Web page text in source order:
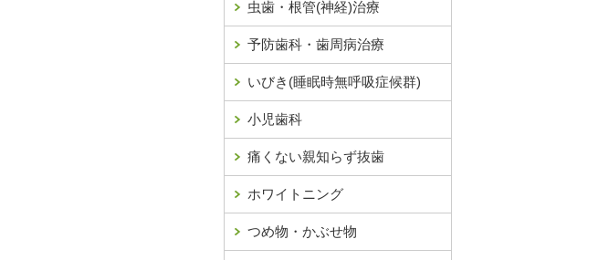
虫歯・根管(神経)治療
予防歯科・歯周病治療
いびき(睡眠時無呼吸症候群)
小児歯科
痛くない親知らず抜歯
ホワイトニング
つめ物・かぶせ物